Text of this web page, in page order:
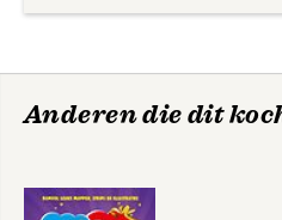
Anderen die dit